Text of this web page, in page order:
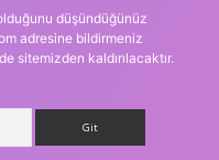
düşündüğünüz
adresine bildirmeniz
sitemizden kaldırılacaktır.